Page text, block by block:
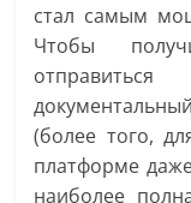
стал самым
Чтобы
(более того,
платформе
наиболее